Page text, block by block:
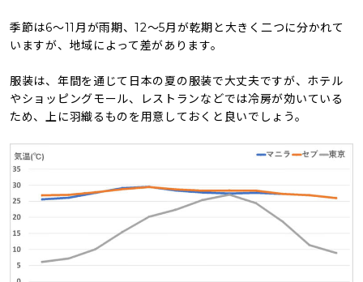
季節は6～11月が雨期、12～5月が乾期と大きく二つに分かれて
いますが、地域によって差があります。
服装は、年間を通じて 日本の夏の服装で大丈夫ですが、ホテル
やショッピングモール、レストランなどでは冷房が効いている
ため、上に羽織るものを用意しておくと良いでしょう。